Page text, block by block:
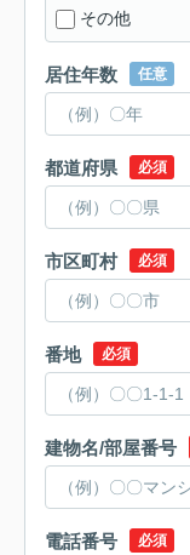
その他
居住年数 任意
都道府県 必須
市区町村 必須
番地 必須
建物名/部屋番号
電話番号 必須